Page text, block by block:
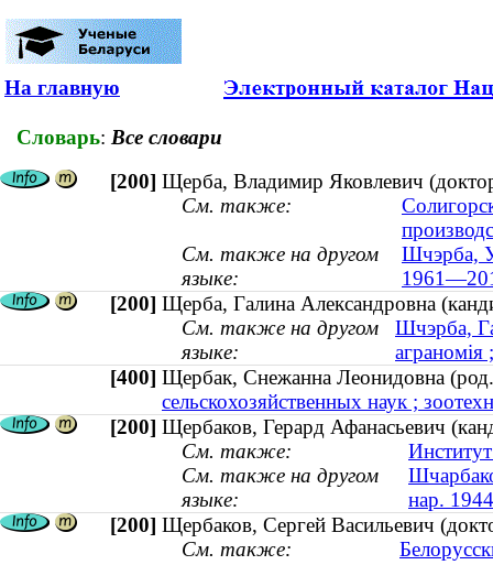
На главную
Словарь: Все словари
[200] Щерба, Владимир Яковлевич
См. также:
См. также на другом
языке:
Шчэрба,
[200] Щерба, Галина Александровна
См. также на другом
языке:
Шчэрба,
[400] Щербак, Снежанна Леонидовна
сельскохозяйственных наук ;
[200] Щербаков, Герард Афанасьевич
См. также:
См. также на другом
языке:
нар.
[200] Щербаков, Сергей Васильевич
См. также: